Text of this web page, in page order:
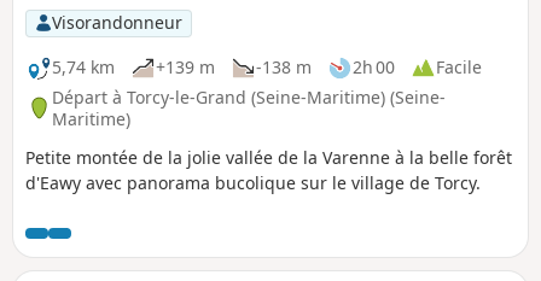
Visorandonneur
5,74 km
+139 m -138 m 2h 00
Facile
Départ à Torcy-le-Grand (Seine-Maritime) (Seine-
Maritime)
Petite montée de la jolie vallée de la Varenne à la belle forêt
d'Eawy avec panorama bucolique sur le village de Torcy.